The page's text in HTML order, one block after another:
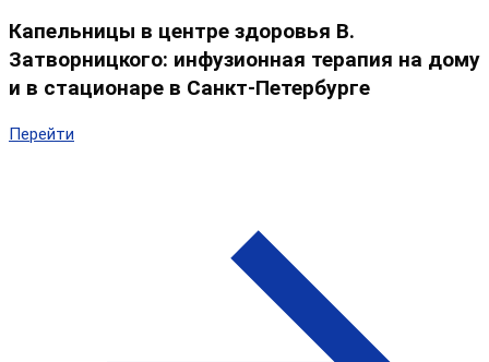
Капельницы в центре здоровья В.
Затворницкого: инфузионная терапия на дому
и в стационаре в Санкт-Петербурге
Перейти